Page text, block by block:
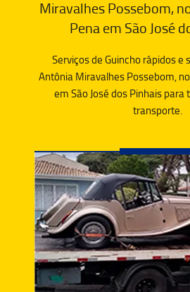
Miravalhes Possebom,
Pena em São José
Serviços de Guincho rápidos e
Antônia Miravalhes Possebom,
em São José dos Pinhais para
transporte.